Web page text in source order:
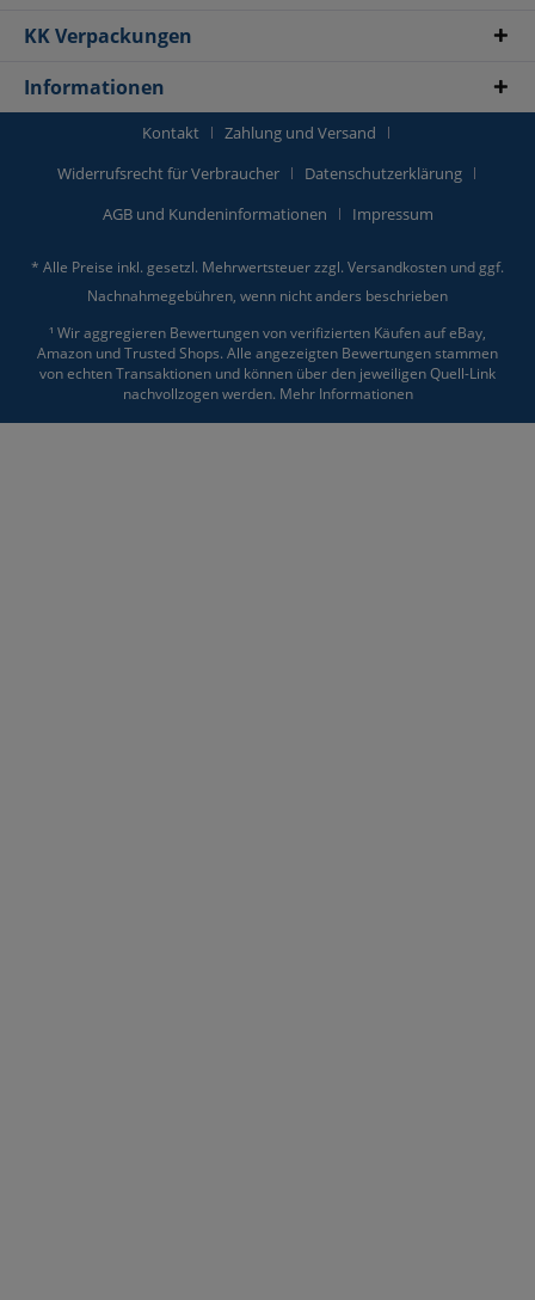
KK Verpackungen
Informationen
Kontakt
Zahlung und Versand
Widerrufsrecht für Verbraucher
Datenschutzerklärung
AGB und Kundeninformationen
Impressum
* Alle Preise inkl. gesetzl. Mehrwertsteuer zzgl. Versandkosten und ggf.
Nachnahmegebühren, wenn nicht anders beschrieben
¹ Wir aggregieren Bewertungen von verifizierten Käufen auf eBay,
Amazon und Trusted Shops. Alle angezeigten Bewertungen stammen
von echten Transaktionen und können über den jeweiligen Quell-Link
nachvollzogen werden. Mehr Informationen